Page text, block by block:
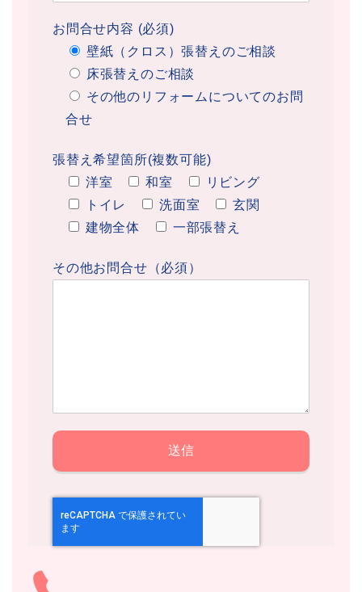
お問合せ内容 (必須)
壁紙（クロス）張替えのご相談
床張替えのご相談
その他のリフォームについてのお問
合せ
張替え希望箇所(複数可能)
洋室
和室
リビング
トイレ
洗面室
玄関
建物全体
一部張替え
その他お問合せ（必須）